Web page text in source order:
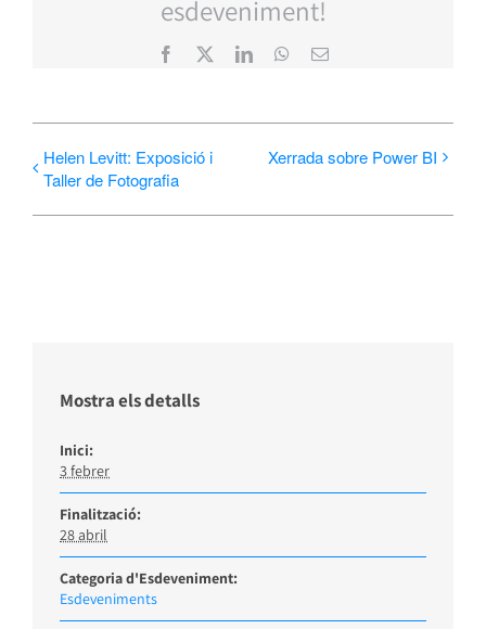
esdeveniment!
Facebook LinkedInWhatsApp
Email:
Helen Levitt: Exposició i
Taller de Fotografia
Xerrada sobre Power BI
Mostra els detalls
Inici:
3 febrer
Finalització:
28 abril
Categoria d'Esdeveniment:
Esdeveniments